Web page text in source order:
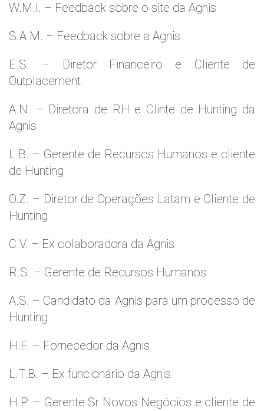
W.M.l. – Feedback sobre o site da Agnis
S.A.M. – Feedback sobre a Agnis
E.S. – Diretor Financeiro e Cliente de
Outplacement
A.N. – Diretora de RH e Clinte de Hunting da
Agnis
L.B. – Gerente de Recursos Humanos e cliente
de Hunting
O.Z. – Diretor de Operações Latam e Cliente de
Hunting
C.V. – Ex colaboradora da Agnis
R.S. – Gerente de Recursos Humanos
A.S. – Candidato da Agnis para um processo de
Hunting
H.F. – Fornecedor da Agnis
L.T.B. – Ex funcionário da Agnis
H.P. – Gerente Sr Novos Negócios e cliente de